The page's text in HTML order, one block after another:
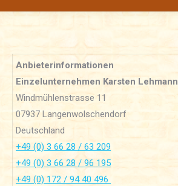
Anbieterinformationen
Einzelunternehmen Karsten Lehmann
Windmühlenstrasse 11
07937 Langenwolschendorf
Deutschland
+49 (0) 3 66 28 / 63 209
+49 (0) 3 66 28 / 96 195
+49 (0) 172 / 94 40 496